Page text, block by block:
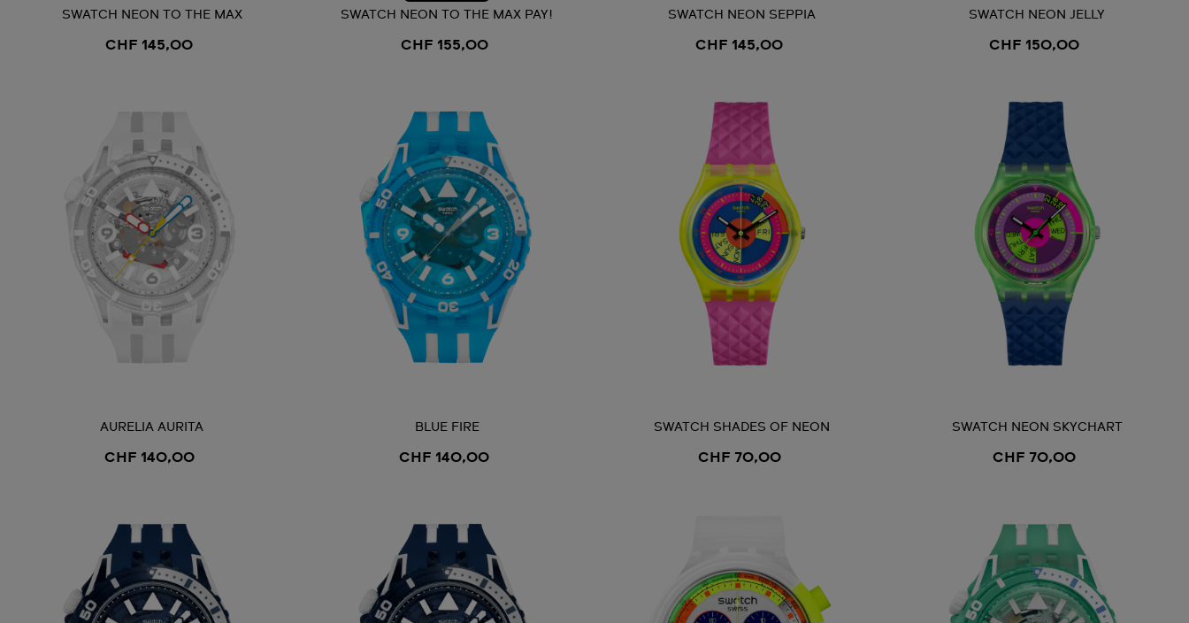
SWATCH NEON TO THE MAX
CHF 145,00
SWATCH NEON TO THE MAX PAY!
CHF 155,00
SWATCH NEON SEPPIA
CHF 145,00
SWATCH NEON JELLY
CHF 150,00
AURELIA AURITA
CHF 140,00
BLUE FIRE
CHF 140,00
SWATCH SHADES OF NEON
CHF 70,00
SWATCH NEON SKYCHART
CHF 70,00